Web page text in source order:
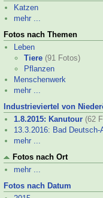
Katzen
mehr ...
Fotos nach Themen
Leben
Tiere (91 Fotos)
Pflanzen
Menschenwerk
mehr ...
Industrieviertel von
1.8.2015: Kanutour (62
13.3.2016: Bad Deutsch-
mehr ...
Fotos nach Ort
mehr ...
Fotos nach Datum